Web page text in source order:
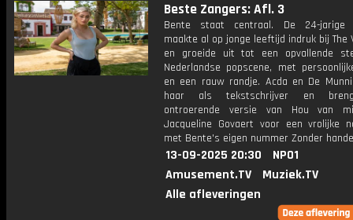
Beste Zangers: Afl. 3
Bente staat centraal. De 24-jarige
maakte al op jonge leeftijd indruk bij The
en groeide uit tot een opvallende
Nederlandse popscene, met
en een rauw randje. Acda en De
haar als tekstschrijver en
ontroerende versie van Hou van
Jacqueline Govaert voor een vrolijke
met Bente's eigen nummer Zonder
13-09-2025 20:30
NPO1
Amusement.TV
Muziek.TV
Alle afleveringen